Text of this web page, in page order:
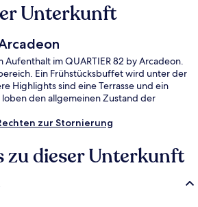
Unterkunft
im QUARTIER 82 by Arcadeon.
Ein Frühstücksbuffet wird unter der
Highlights sind eine Terrasse und ein
den allgemeinen Zustand der
zur Stornierung
zu dieser Unterkunft